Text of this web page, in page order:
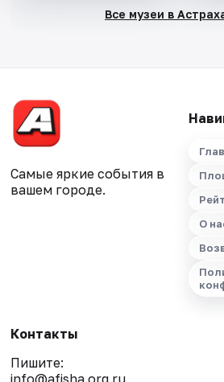
Все музеи в
Самые яркие события в
вашем городе.
О
Контакты
Пишите: